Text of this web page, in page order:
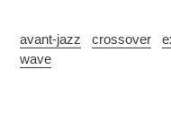
avant-jazz crossover
wave